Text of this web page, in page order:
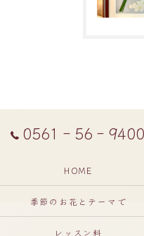
0561‐56‐9400
HOME
季節のお花とテーマで
レッスン料